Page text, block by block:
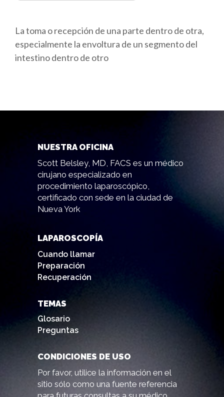
La toma o recepción de una parte dentro de otra,
especialmente la envoltura de un segmento del
intestino dentro de otro
NUESTRA OFICINA
Scott Belsley, MD, FACS es un médico
cirujano especializado en
procedimiento laparoscópico,
certificado con sede en la ciudad de
Nueva York
LAPAROSCOPÍA
Cuando llamar
Preparación
Recuperación
TEMAS
Glosario
Preguntas
CONDICIONES DE USO
Por favor, utilice la información en el
sitio sólo como una fuente referencia